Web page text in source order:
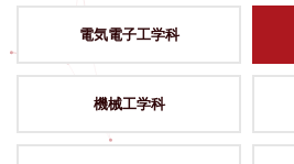
電気電子工学科
機械工学科